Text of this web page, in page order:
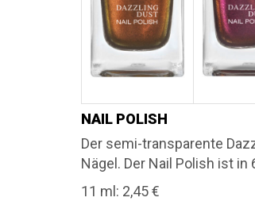
NAIL POLISH
Der semi-transparente
Nägel. Der Nail Polish ist
11 ml: 2,45 €